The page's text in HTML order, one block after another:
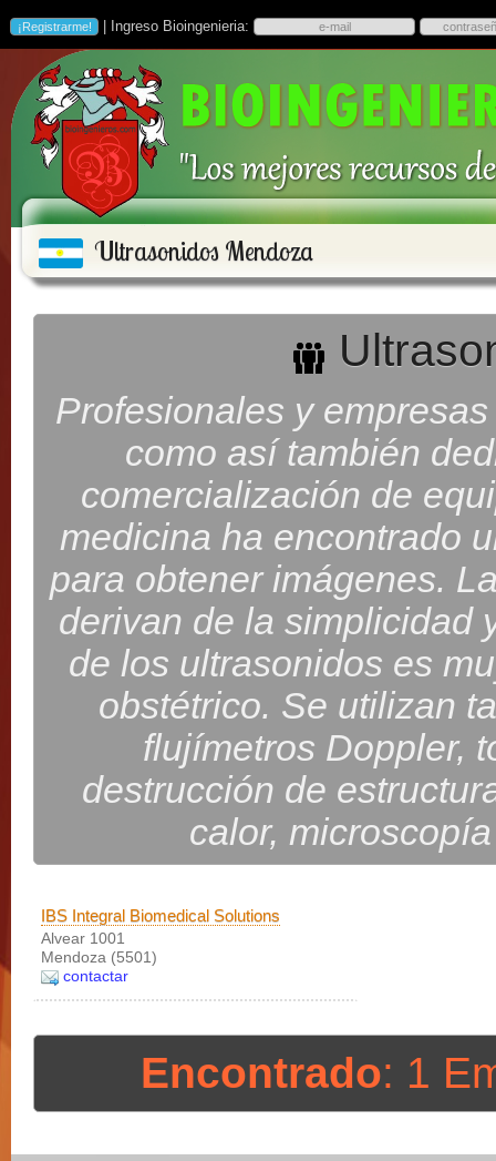
| Ingreso Bioingenieria:
Ultrasonidos Mendoza
Profesionales y
como así también
comercialización de
medicina ha encontrado
para obtener imágenes.
derivan de la simplicidad
de los ultrasonidos es
obstétrico. Se utilizan
flujímetros Doppler,
destrucción de
calor,
IBS Integral Biomedical Solutions
Alvear 1001
Mendoza (5501)
contactar
Encontrado: 1